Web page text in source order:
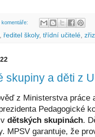
komentáře:
, ředitel školy, třídní učitelé,
skupiny a děti z
z Ministerstva
Pedagogické
dětských skupinách.
MPSV garantuje, že